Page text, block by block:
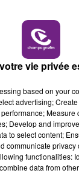
DE
août sera un
du plus gros
donc
vie privée
based on your
advertising;
Develop and
to select content;
communicate
functionalities:
data from